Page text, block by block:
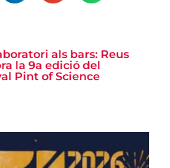
als bars: Reus
la 9a edició del
Pint of Science